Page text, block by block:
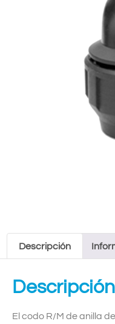
Descripción
Descripción
El codo R/M de anilla